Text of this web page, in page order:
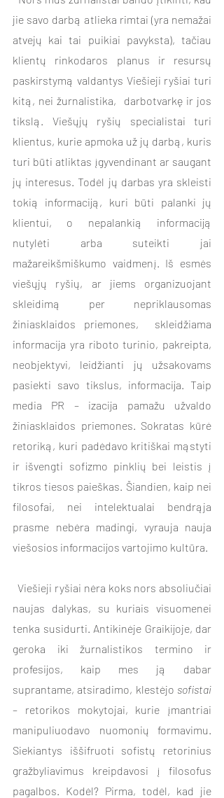
jie savo darbą atlieka rimtai (yra nemažai
atvejų kai tai puikiai pavyksta), tačiau
klientų rinkodaros planus ir resursų
paskirstymą valdantys Viešieji ryšiai turi
kitą, nei žurnalistika,  darbotvarkę ir jos
tikslą. Viešųjų ryšių specialistai turi
klientus, kurie apmoka už jų darbą, kuris
turi būti atliktas įgyvendinant ar saugant
jų interesus. Todėl jų darbas yra skleisti
tokią informaciją, kuri būti palanki jų
klientui, o nepalankią informaciją
nutylėti arba suteikti jai
mažareikšmiškumo vaidmenį. Iš esmės
viešųjų ryšių, ar jiems organizuojant
skleidimą per nepriklausomas
žiniasklaidos priemones,  skleidžiama
informacija yra riboto turinio, pakreipta,
neobjektyvi, leidžianti jų užsakovams
pasiekti savo tikslus, informacija. Taip
media PR – izacija pamažu užvaldo
žiniasklaidos priemones. Sokratas kūrė
retoriką, kuri padėdavo kritiškai mąstyti
ir išvengti sofizmo pinklių bei leistis į
tikros tiesos paieškas. Šiandien, kaip nei
filosofai, nei intelektualai bendrąja
prasme nebėra madingi, vyrauja nauja
  Viešieji ryšiai nėra koks nors absoliučiai
naujas dalykas, su kuriais visuomenei
tenka susidurti. Antikinėje Graikijoje, dar
geroka iki žurnalistikos termino ir
profesijos, kaip mes ją dabar
suprantame, atsiradimo, klestėjo sofistai
– retorikos mokytojai, kurie įmantriai
manipuliuodavo nuomonių formavimu.
Siekiantys iššifruoti sofistų retorinius
gražbyliavimus kreipdavosi į filosofus
pagalbos. Kodėl? Pirma, todėl, kad jie